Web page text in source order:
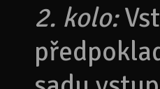
2. kolo: